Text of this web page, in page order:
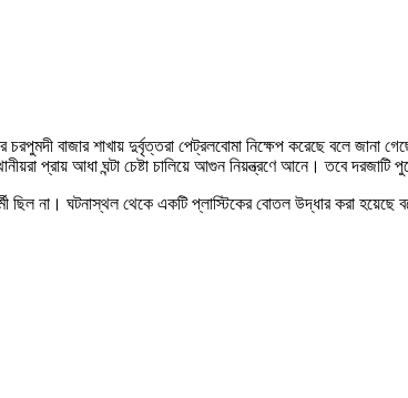
বাজার শাখায় দুর্বৃত্তরা পেট্রলবোমা নিক্ষেপ করেছে বলে জানা
প্রায় আধা ঘন্টা চেষ্টা চালিয়ে আগুন নিয়ন্ত্রণে আনে। তবে দরজাটি
না। ঘটনাস্থল থেকে একটি প্লাস্টিকের বোতল উদ্ধার করা হয়েছে